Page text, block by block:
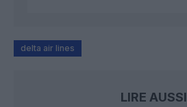
delta air lines
LIRE AUSSI